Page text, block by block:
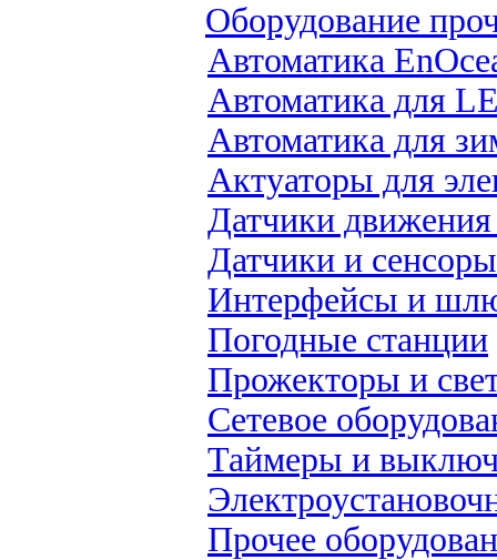
Оборудование
Автоматика
Автоматика для
Автоматика для
Актуаторы для
Датчики движения
Датчики и
Интерфейсы и
Погодные станции
Прожекторы и
Сетевое
Таймеры и
Прочее